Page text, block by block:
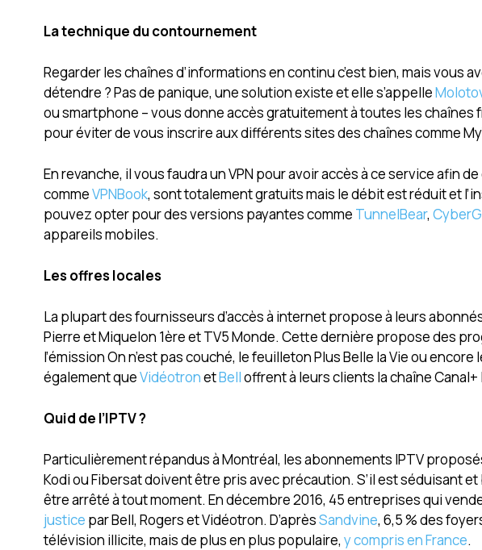
La technique du contournement
Regarder les chaînes d’informations en continu c’est bien, mais vous
détendre ? Pas de panique, une solution existe et elle s’appelle
ou smartphone – vous donne accès gratuitement à toutes les chaînes
pour éviter de vous inscrire aux différents sites des chaînes comme
En revanche, il vous faudra un VPN pour avoir accès à ce service afin
commeVPNBook, sont totalement gratuits mais le débit est réduit et
pouvez opter pour des versions payantes comme TunnelBear,
appareils mobiles.
Les offres locales
La plupart des fournisseurs d’accès à internet propose à leurs
Pierre et Miquelon 1ère et TV5 Monde. Cette dernière propose des
l’émission On n’est pas couché, le feuilleton Plus Belle la Vie ou
également queVidéotronetBelloffrent à leurs clients la chaîne
Quid de l’IPTV ?
Particulièrement répandus à Montréal, les abonnements IPTV
Kodi ou Fibersat doivent être pris avec précaution. S’il est séduisant
être arrêté à tout moment. En décembre 2016, 45 entreprises qui
justice par Bell, Rogers et Vidéotron. D’aprèsSandvine, 6,5 % des
télévision illicite, mais de plus en plus populaire, y compris en France.